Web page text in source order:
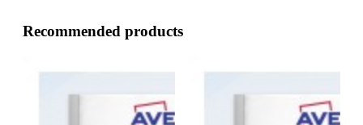
Recommended products